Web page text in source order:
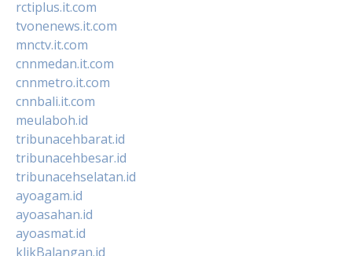
rctiplus.it.com
tvonenews.it.com
mnctv.it.com
cnnmedan.it.com
cnnmetro.it.com
cnnbali.it.com
meulaboh.id
tribunacehbarat.id
tribunacehbesar.id
tribunacehselatan.id
ayoagam.id
ayoasahan.id
ayoasmat.id
klikBalangan.id